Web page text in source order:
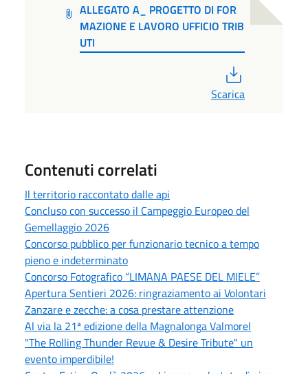
ALLEGATO A_ PROGETTO DI FOR
MAZIONE E LAVORO UFFICIO TRIB
UTI
Scarica
Contenuti correlati
Il territorio raccontato dalle api
Concluso con successo il Campeggio Europeo del
Gemellaggio 2026
Concorso pubblico per funzionario tecnico a tempo
pieno e indeterminato
Concorso Fotografico “LIMANA PAESE DEL MIELE”
Apertura Sentieri 2026: ringraziamento ai Volontari
Zanzare e zecche: a cosa prestare attenzione
Al via la 21ª edizione della Magnalonga Valmorel
"The Rolling Thunder Revue & Desire Tribute" un
evento imperdibile!